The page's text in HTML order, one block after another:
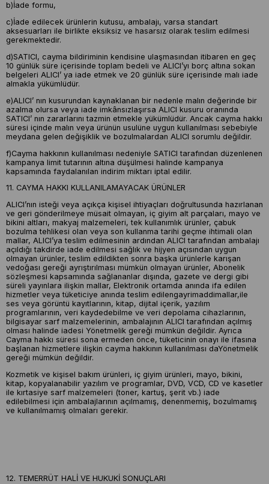
b)İade formu,
c)İade edilecek ürünlerin kutusu, ambalajı, varsa standart
aksesuarları ile birlikte eksiksiz ve hasarsız olarak teslim edilmesi
gerekmektedir.
d)SATICI, cayma bildiriminin kendisine ulaşmasından itibaren en geç
10 günlük süre içerisinde toplam bedeli ve ALICI’yı borç altına sokan
belgeleri ALICI’ ya iade etmek ve 20 günlük süre içerisinde malı iade
almakla yükümlüdür.
e)ALICI’ nın kusurundan kaynaklanan bir nedenle malın değerinde bir
azalma olursa veya iade imkânsızlaşırsa ALICI kusuru oranında
SATICI’ nın zararlarını tazmin etmekle yükümlüdür. Ancak cayma hakkı
süresi içinde malın veya ürünün usulüne uygun kullanılması sebebiyle
meydana gelen değişiklik ve bozulmalardan ALICI sorumlu değildir.
f)Cayma hakkının kullanılması nedeniyle SATICI tarafından düzenlenen
kampanya limit tutarının altına düşülmesi halinde kampanya
kapsamında faydalanılan indirim miktarı iptal edilir.
11. CAYMA HAKKI KULLANILAMAYACAK ÜRÜNLER
ALICI’nın isteği veya açıkça kişisel ihtiyaçları doğrultusunda hazırlanan
ve geri gönderilmeye müsait olmayan, iç giyim alt parçaları, mayo ve
bikini altları, makyaj malzemeleri, tek kullanımlık ürünler, çabuk
bozulma tehlikesi olan veya son kullanma tarihi geçme ihtimali olan
mallar, ALICI’ya teslim edilmesinin ardından ALICI tarafından ambalajı
açıldığı takdirde iade edilmesi sağlık ve hijyen açısından uygun
olmayan ürünler, teslim edildikten sonra başka ürünlerle karışan
vedoğası gereği ayrıştırılması mümkün olmayan ürünler, Abonelik
sözleşmesi kapsamında sağlananlar dışında, gazete ve dergi gibi
süreli yayınlara ilişkin mallar, Elektronik ortamda anında ifa edilen
hizmetler veya tüketiciye anında teslim edilengayrimaddimallar,ile
ses veya görüntü kayıtlarının, kitap, dijital içerik, yazılım
programlarının, veri kaydedebilme ve veri depolama cihazlarının,
bilgisayar sarf malzemelerinin, ambalajının ALICI tarafından açılmış
olması halinde iadesi Yönetmelik gereği mümkün değildir. Ayrıca
Cayma hakkı süresi sona ermeden önce, tüketicinin onayı ile ifasına
başlanan hizmetlere ilişkin cayma hakkının kullanılması daYönetmelik
gereği mümkün değildir.
Kozmetik ve kişisel bakım ürünleri, iç giyim ürünleri, mayo, bikini,
kitap, kopyalanabilir yazılım ve programlar, DVD, VCD, CD ve kasetler
ile kırtasiye sarf malzemeleri (toner, kartuş, şerit vb.) iade
edilebilmesi için ambalajlarının açılmamış, denenmemiş, bozulmamış
ve kullanılmamış olmaları gerekir.
12. TEMERRÜT HALİ VE HUKUKİ SONUÇLARI